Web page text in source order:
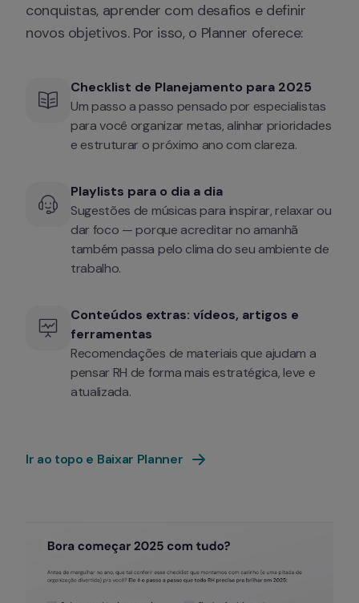
conquistas, aprender com desafios e definir
novos objetivos. Por isso, o Planner oferece:
Checklist de Planejamento para 2025
Um passo a passo pensado por especialistas
para você organizar metas, alinhar prioridades
e estruturar o próximo ano com clareza.
Playlists para o dia a dia
Sugestões de músicas para inspirar, relaxar ou
dar foco — porque acreditar no amanhã
também passa pelo clima do seu ambiente de
trabalho.
Conteúdos extras: vídeos, artigos e
ferramentas
Recomendações de materiais que ajudam a
pensar RH de forma mais estratégica, leve e
atualizada.
Ir ao topo e Baixar Planner